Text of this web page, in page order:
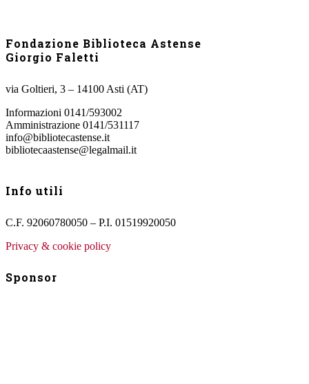
Fondazione Biblioteca Astense
Giorgio Faletti
via Goltieri, 3 – 14100 Asti (AT)
Informazioni 0141/593002
Amministrazione 0141/531117
info@bibliotecastense.it
bibliotecaastense@legalmail.it
Info utili
C.F. 92060780050 – P.I. 01519920050
Privacy & cookie policy
Sponsor